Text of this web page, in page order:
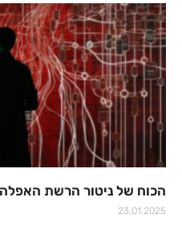
הכוח של ניטור הרשת
23.01.2025